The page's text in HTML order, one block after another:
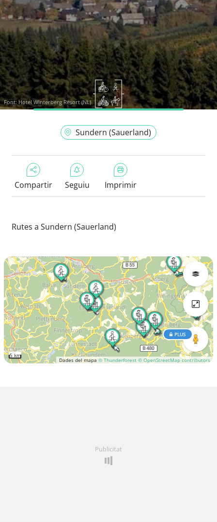
Font: Hotel Winterberg Resort (NL)
Sundern (Sauerland)
Compartir Seguiu Imprimir
Rutes a Sundern (Sauerland)
Dades del mapa © Thunderforest © OpenStreetMap contributors
PLUS
5 km
Publicitat